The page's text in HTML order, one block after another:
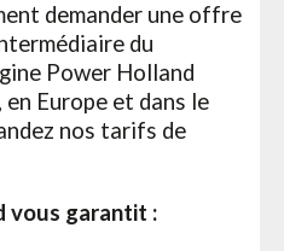
demander une offre
du
Power Holland
Europe et dans le
nos tarifs de
vous garantit :